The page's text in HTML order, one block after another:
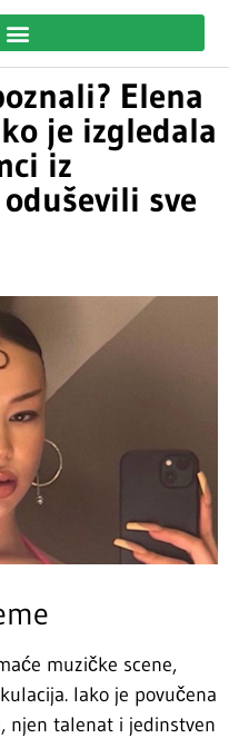
Elena
je izgledala
iz
sve
muzičke scene,
Iako je povučena
njen talenat i jedinstven